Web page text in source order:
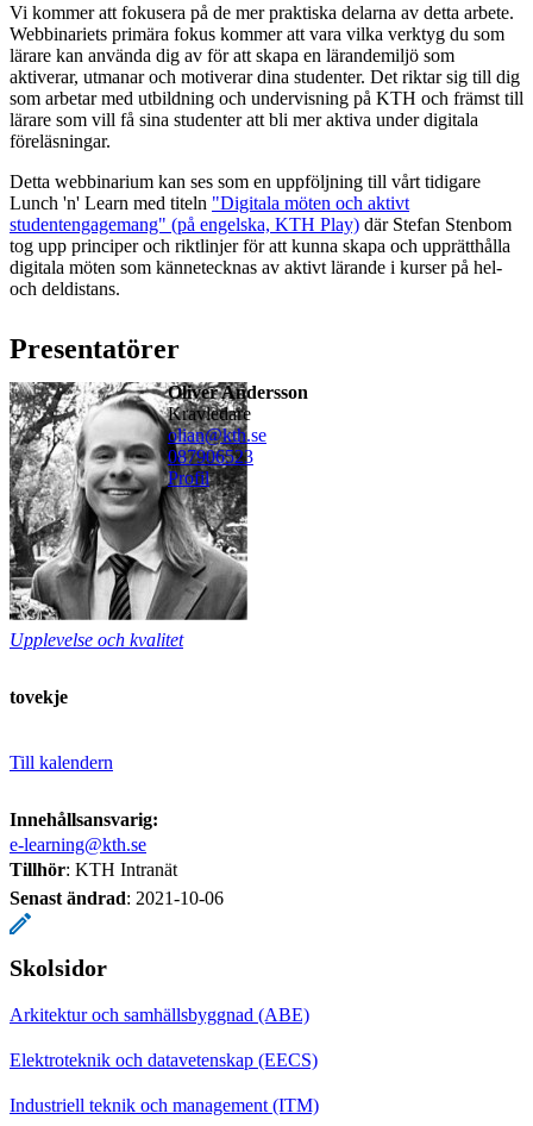
Vi kommer att fokusera på de mer praktiska delarna av detta arbete.
Webbinariets primära fokus kommer att vara vilka verktyg du som
lärare kan använda dig av för att skapa en lärandemiljö som
aktiverar, utmanar och motiverar dina studenter. Det riktar sig till dig
som arbetar med utbildning och undervisning på KTH och främst till
lärare som vill få sina studenter att bli mer aktiva under digitala
föreläsningar.
Detta webbinarium kan ses som en uppföljning till vårt tidigare
Lunch 'n' Learn med titeln "Digitala möten och aktivt
studentengagemang" (på engelska, KTH Play) där Stefan Stenbom
tog upp principer och riktlinjer för att kunna skapa och upprätthålla
digitala möten som kännetecknas av aktivt lärande i kurser på hel-
och deldistans.
Presentatörer
Oliver Andersson
kravledare
olian@kth.se
087906523
Profil
Upplevelse och kvalitet
tovekje
Till kalendern
Innehållsansvarig:
e-learning@kth.se
Tillhör: KTH Intranät
Senast ändrad: 2021-10-06
Skolsidor
Arkitektur och samhällsbyggnad (ABE)
Elektroteknik och datavetenskap (EECS)
Industriell teknik och management (ITM)